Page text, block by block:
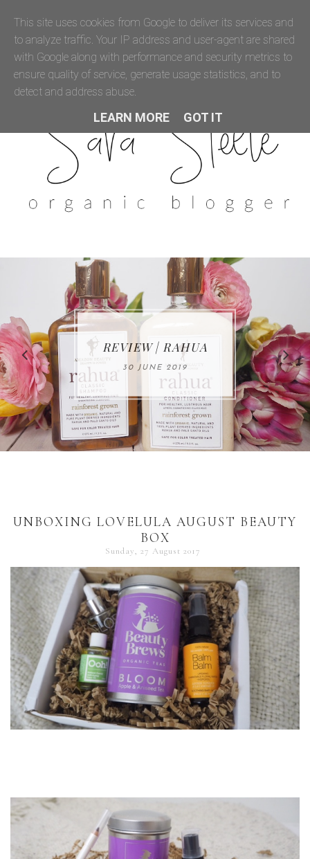
MAKE-UP NEWS
FROM MARIA
ÅKERBERG
01 MAY 2020
REVIEW | RAHUA
30 JUNE 2019
UNBOXING LOVELULA AUGUST BEAUTY
BOX
Sunday, 27 August 2017
This site uses cookies from Google to deliver its services and
to analyze traffic. Your IP address and user-agent are shared
with Google along with performance and security metrics to
ensure quality of service, generate usage statistics, and to
detect and address abuse.
LEARN MORE GOT IT